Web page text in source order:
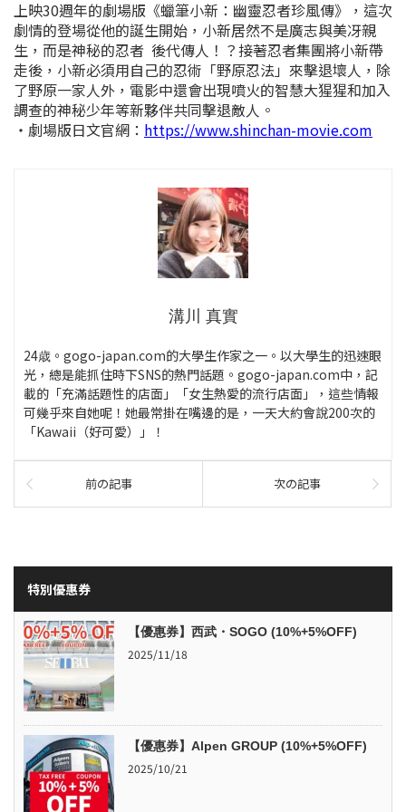
上映30週年的劇場版《蠟筆小新：幽靈忍者珍風傳》，這次
劇情的登場從他的誕生開始， 小新居然不是廣志與美冴親
生，而是神秘的忍者 後代傳人！？接著忍者集團將小新帶
走後，小新必須用自己的忍術「野原忍法」來擊退壞人，除
了野原一家人外，電影中還會出現噴火的智慧大猩猩和加入
調查的神秘少年等新夥伴共同擊退敵人。
・劇場版日文官網： https://www.shinchan-movie.com
溝川 真實
24歳。gogo-japan.com的大學生作家之一。以大學生的迅速眼
光，總是能抓住時下SNS的熱門話題。gogo-japan.com中，記
載的「充滿話題性的店面」「女生熱愛的流行店面」，這些情報
可幾乎來自她呢！她最常掛在嘴邊的是，一天大約會說200次的
「Kawaii（好可愛）」！
前の記事 次の記事
特別優惠券
【優惠券】西武・SOGO (10%+5%OFF)
2025/11/18
【優惠券】Alpen GROUP (10%+5%OFF)
2025/10/21